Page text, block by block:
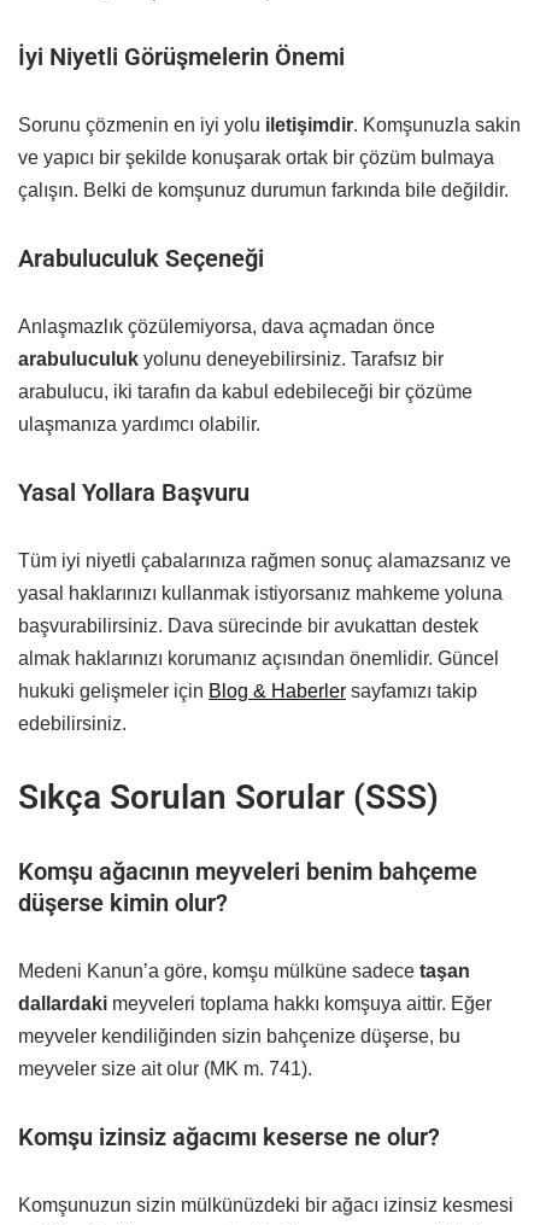
İyi Niyetli Görüşmelerin Önemi
Sorunu çözmenin en iyi yolu iletişimdir. Komşunuzla sakin
ve yapıcı bir şekilde konuşarak ortak bir çözüm bulmaya
çalışın. Belki de komşunuz durumun farkında bile değildir.
Arabuluculuk Seçeneği
Anlaşmazlık çözülemiyorsa, dava açmadan önce
arabuluculuk yolunu deneyebilirsiniz. Tarafsız bir
arabulucu, iki tarafın da kabul edebileceği bir çözüme
ulaşmanıza yardımcı olabilir.
Yasal Yollara Başvuru
Tüm iyi niyetli çabalarınıza rağmen sonuç alamazsanız ve
yasal haklarınızı kullanmak istiyorsanız mahkeme yoluna
başvurabilirsiniz. Dava sürecinde bir avukattan destek
almak haklarınızı korumanız açısından önemlidir. Güncel
hukuki gelişmeler için Blog & Haberler sayfamızı takip
edebilirsiniz.
Sıkça Sorulan Sorular (SSS)
Komşu ağacının meyveleri benim bahçeme
düşerse kimin olur?
Medeni Kanun’a göre, komşu mülküne sadece taşan
dallardaki meyveleri toplama hakkı komşuya aittir. Eğer
meyveler kendiliğinden sizin bahçenize düşerse, bu
meyveler size ait olur (MK m. 741).
Komşu izinsiz ağacımı keserse ne olur?
Komşunuzun sizin mülkünüzdeki bir ağacı izinsiz kesmesi